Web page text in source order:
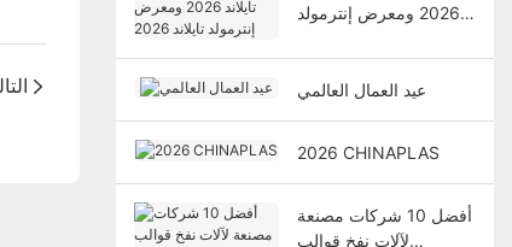
2026 ومعرض إنترمولد
عيد العمال العالمي
2026 CHINAPLAS
أفضل 10 شركات مصنعة
لآلات نفخ قوالب